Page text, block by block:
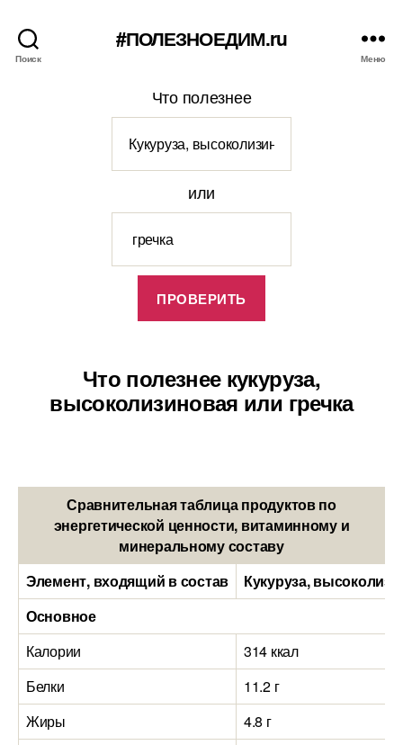
Поиск
#ПОЛЕЗНОЕДИМ.ru
Меню
Что полезнее
или
Что полезнее кукуруза,
высоколизиновая или гречка
Сравнительная таблица продуктов по
энергетической ценности, витаминному и
минеральному составу
Элемент, входящий в состав
Кукуруза,
Основное
Калории
314 ккал
Белки
11.2 г
Жиры
4.8 г